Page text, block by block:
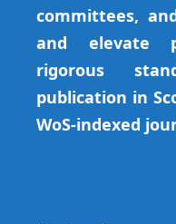
committees,
and elevate
rigorous
publication in
WoS-indexed